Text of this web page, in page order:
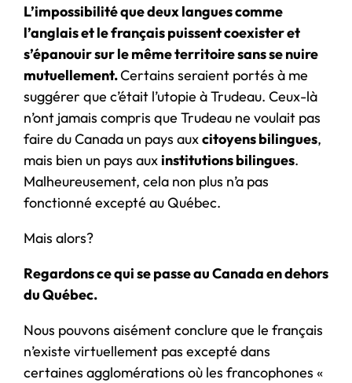
L’impossibilité que deux langues comme
l’anglais et le français puissent coexister et
s’épanouir sur le même territoire sans se nuire
mutuellement.Certains seraient portés à me
suggérer que c’était l’utopie à Trudeau. Ceux-là
n’ont jamais compris que Trudeau ne voulait pas
faire du Canada un pays auxcitoyens bilingues,
mais bien un pays auxinstitutions bilingues.
Malheureusement, cela non plus n’a pas
fonctionné excepté au Québec.
Mais alors?
Regardons ce qui se passe au Canada en dehors
du Québec.
Nous pouvons aisément conclure que le français
n’existe virtuellement pas excepté dans
certaines agglomérations où les francophones «